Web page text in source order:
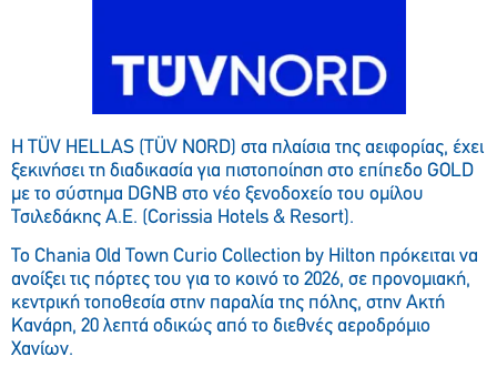
Η TÜV HELLAS (TÜV NORD) στα πλαίσια της αειφορίας, έχει
ξεκινήσει τη διαδικασία για πιστοποίηση στο επίπεδο GOLD
με το σύστημα DGNB στο νέο ξενοδοχείο του ομίλου
Τσιλεδάκης Α.Ε. (Corissia Hotels & Resort).
Το Chania Old Town Curio Collection by Hilton πρόκειται να
ανοίξει τις πόρτες του για το κοινό το 2026, σε προνομιακή,
κεντρική τοποθεσία στην παραλία της πόλης, στην Ακτή
Κανάρη, 20 λεπτά οδικώς από το διεθνές αεροδρόμιο
Χανίων.